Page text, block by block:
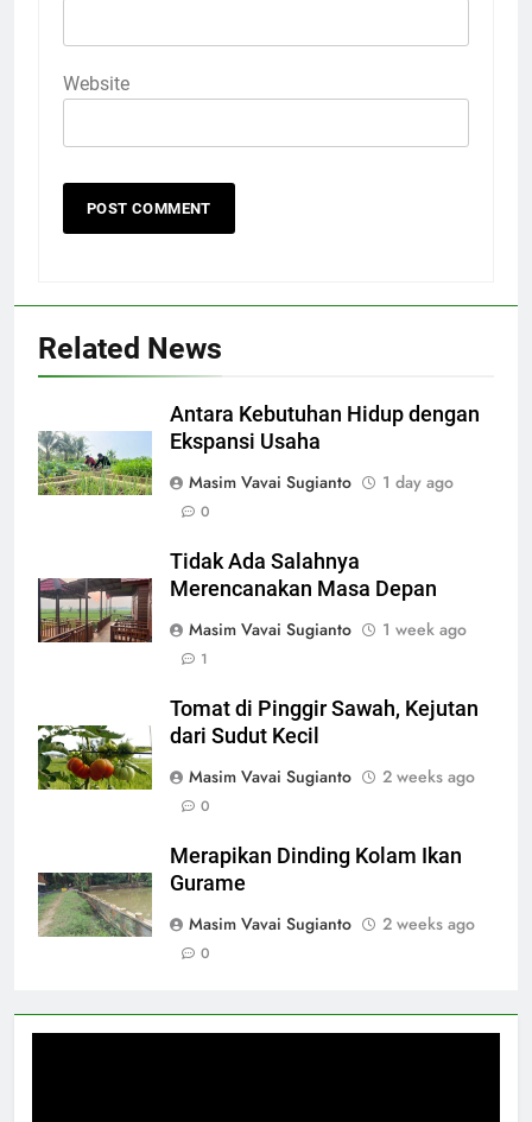
Website
Related News
Antara Kebutuhan Hidup dengan
Ekspansi Usaha
Masim Vavai Sugianto
1 day ago
0
Tidak Ada Salahnya
Merencanakan Masa Depan
Masim Vavai Sugianto
1 week ago
1
Tomat di Pinggir Sawah, Kejutan
dari Sudut Kecil
Masim Vavai Sugianto
2 weeks ago
0
Merapikan Dinding Kolam Ikan
Gurame
Masim Vavai Sugianto
2 weeks ago
0